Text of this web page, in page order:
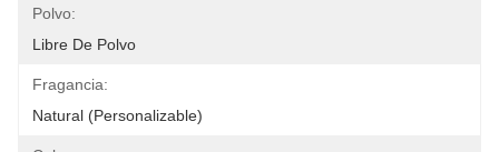
Polvo:
Libre De Polvo
Fragancia:
Natural (Personalizable)